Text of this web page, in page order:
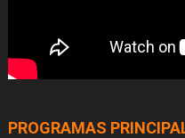
PROGRAMAS